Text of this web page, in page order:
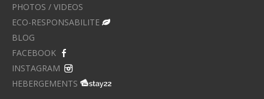
PHOTOS / VIDEOS
ECO-RESPONSABILITE
BLOG
FACEBOOK
INSTAGRAM
HEBERGEMENTS